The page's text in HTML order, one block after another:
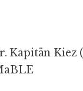
Kapitän Kiez